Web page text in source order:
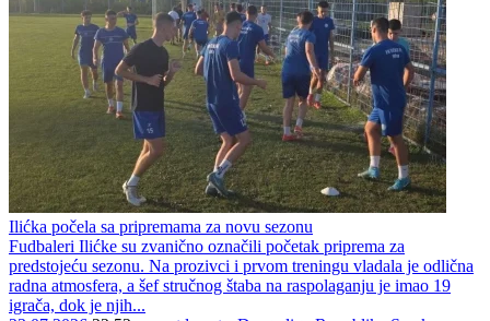
Ilićka počela sa pripremama za novu sezonu
Fudbaleri Ilićke su zvanično označili početak priprema za
predstojeću sezonu. Na prozivci i prvom treningu vladala je odlična
radna atmosfera, a šef stručnog štaba na raspolaganju je imao 19
igrača, dok je njih...